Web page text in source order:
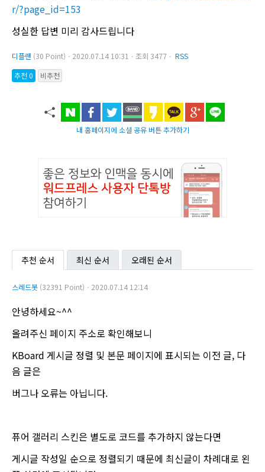
r/?page_id=153
성실한 답변 미리 감사드립니다
디플랜 (30 Point)ㆍ2020.07.14 10:31ㆍ조회 3477ㆍ RSS
추천 0
비추천
내 홈페이지에 소셜 공유 버튼 추가하기
추천 순서 최신 순서 오래된 순서
스레드봇 (32391 Point)ㆍ2020.07.14 12:14
안녕하세요~^^
올려주신 페이지 주소로 확인해보니
KBoard 게시글 정렬 및 본문 페이지에 표시되는 이전 글, 다
음 글은
버그나 오류는 아닙니다.
퓨어 갤러리 스킨은 별도로 코드를 추가하지 않는다면
게시글 작성일 순으로 정렬되기 때문에 최신글이 차례대로 왼